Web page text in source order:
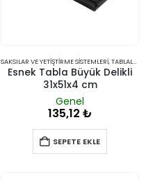
SAKSILAR VE YETIŞTIRME SISTEMLERI,TABLALAR
Esnek Tabla Büyük Delikli
31x51x4 cm
Genel
135,12 ₺
SEPETE EKLE